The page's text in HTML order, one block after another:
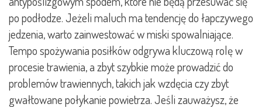
po podłodze. Jeżeli maluch ma tendencję do łapczywego
jedzenia, warto zainwestować w miski spowalniające.
Tempo spożywania posiłków odgrywa kluczową rolę w
procesie trawienia, a zbyt szybkie może prowadzić do
problemów trawiennych, takich jak wzdęcia czy zbyt
gwałtowane połykanie powietrza. Jeśli zauważysz, że